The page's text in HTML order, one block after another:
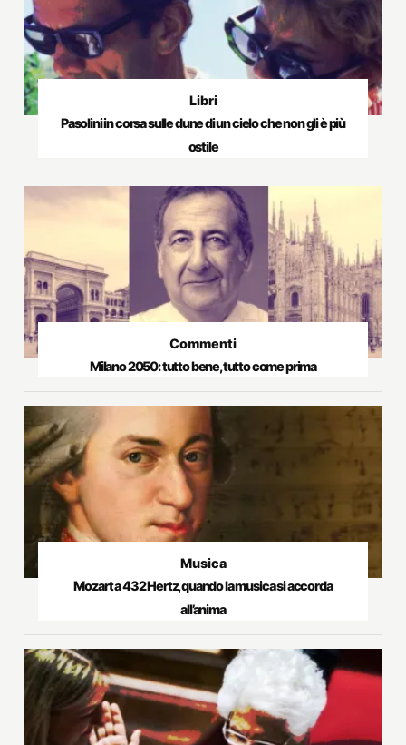
Libri
Pasolini in corsa sulle dune di un cielo che non gli è più
ostile
Commenti
Milano 2050: tutto bene, tutto come prima
Musica
Mozart a 432 Hertz, quando la musica si accorda
all’anima